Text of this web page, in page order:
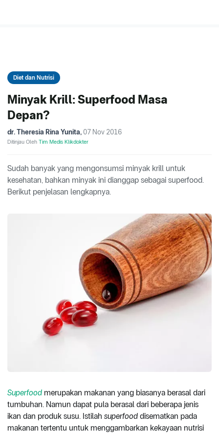
Diet dan Nutrisi
Minyak Krill: Superfood Masa
Depan?
dr. Theresia Rina Yunita, 07 Nov 2016
Ditinjau Oleh Tim Medis Klikdokter
Sudah banyak yang mengonsumsi minyak krill untuk
kesehatan, bahkan minyak ini dianggap sebagai superfood.
Berikut penjelasan lengkapnya.
Superfood merupakan makanan yang biasanya berasal dari
tumbuhan. Namun dapat pula berasal dari beberapa jenis
ikan dan produk susu. Istilah superfood disematkan pada
makanan tertentu untuk menggambarkan kekayaan nutrisi